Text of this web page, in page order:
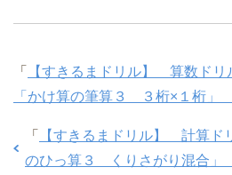
「
【すきるまドリル】 算数
「かけ算の筆算３ ３桁×１桁」
「
【すきるまドリル】 計算
のひっ算３ くりさがり混合」